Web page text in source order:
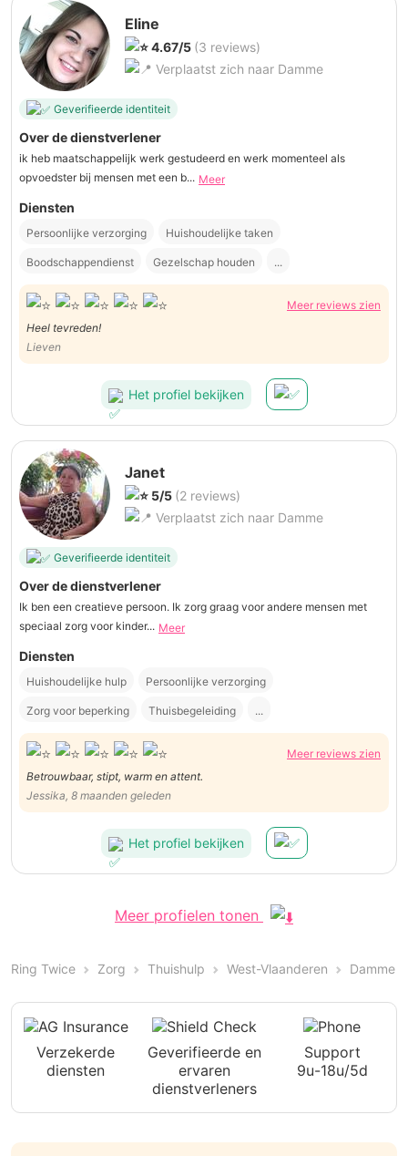
Eline
4.67/5 (3 reviews)
Verplaatst zich naar Damme
Geverifieerde identiteit
Over de dienstverlener
ik heb maatschappelijk werk gestudeerd en werk momenteel als
opvoedster bij mensen met een b... Meer
Diensten
Persoonlijke verzorging Huishoudelijke taken
Boodschappendienst Gezelschap houden ...
Meer reviews zien
Heel tevreden!
Lieven
Het profiel bekijken
Janet
5/5 (2 reviews)
Verplaatst zich naar Damme
Geverifieerde identiteit
Over de dienstverlener
Ik ben een creatieve persoon. Ik zorg graag voor andere mensen met
speciaal zorg voor kinder... Meer
Diensten
Huishoudelijke hulp Persoonlijke verzorging
Zorg voor beperking Thuisbegeleiding ...
Meer reviews zien
Betrouwbaar, stipt, warm en attent.
Jessika, 8 maanden geleden
Het profiel bekijken
Meer profielen tonen
Ring Twice Zorg Thuishulp West-Vlaanderen Damme
Verzekerde
diensten
Geverifieerde en
ervaren
dienstverleners
Support
9u-18u/5d